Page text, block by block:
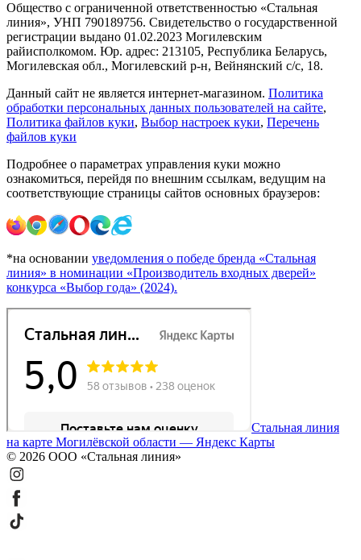
Общество с ограниченной ответственностью «Стальная
линия», УНП 790189756. Свидетельство о государственной
регистрации выдано 01.02.2023 Могилевским
райисполкомом. Юр. адрес: 213105, Республика Беларусь,
Могилевская обл., Могилевский р-н, Вейнянский с/с, 18.
Данный сайт не является интернет-магазином. Политика
обработки персональных данных пользователей на сайте,
Политика файлов куки, Выбор настроек куки, Перечень
файлов куки
Подробнее о параметрах управления куки можно
ознакомиться, перейдя по внешним ссылкам, ведущим на
соответствующие страницы сайтов основных браузеров:
*на основании уведомления о победе бренда «Стальная
линия» в номинации «Производитель входных дверей»
конкурса «Выбор года» (2024).
Стальная линия
на карте Могилёвской области — Яндекс Карты
© 2026 ООО «Стальная линия»